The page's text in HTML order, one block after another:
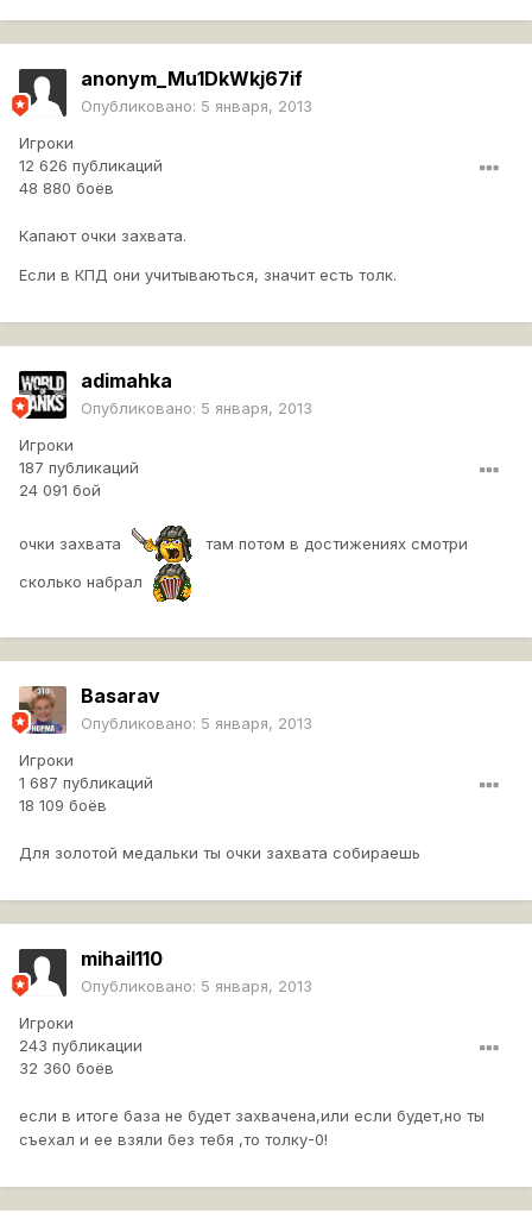
anonym_Mu1DkWkj67if
Опубликовано: 5 января, 2013
Игроки
12 626 публикаций
48 880 боёв
Капают очки захвата.
Если в КПД они учитываються, значит есть толк.
adimahka
Опубликовано: 5 января, 2013
Игроки
187 публикаций
24 091 бой
очки захвата
там потом в достижениях смотри
сколько набрал
Basarav
Опубликовано: 5 января, 2013
Игроки
1 687 публикаций
18 109 боёв
Для золотой медальки ты очки захвата собираешь
mihail110
Опубликовано: 5 января, 2013
Игроки
243 публикации
32 360 боёв
если в итоге база не будет захвачена,или если будет,но ты
съехал и ее взяли без тебя ,то толку-0!